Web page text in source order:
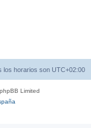
los horarios son UTC+02:00
Limited